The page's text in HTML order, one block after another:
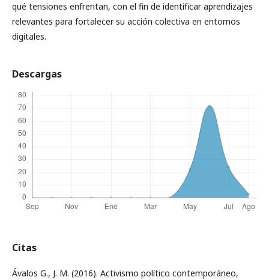
qué tensiones enfrentan, con el fin de identificar aprendizajes
relevantes para fortalecer su acción colectiva en entornos
digitales.
Descargas
Citas
Ávalos G., J. M. (2016). Activismo político contemporáneo,